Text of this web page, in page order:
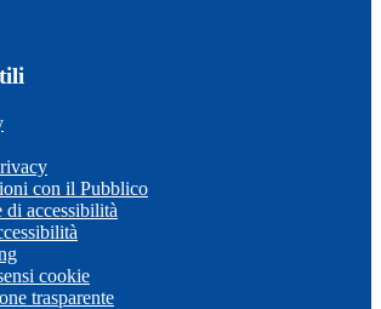
con il Pubblico
accessibilità
cookie
trasparente